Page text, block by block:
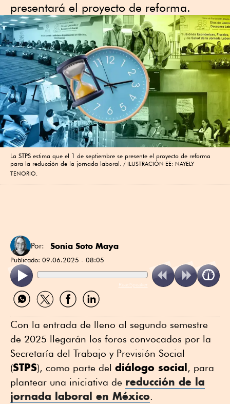
presentará el proyecto de reforma.
La STPS estima que el 1 de septiembre se presente el proyecto de reforma
para la reducción de la jornada laboral.
ILUSTRACIÓN EE: NAYELY
TENORIO.
Por: Sonia Soto Maya
Publicado: 09.06.2025 - 08:05
ReadSpeaker
Compartir
por
Compartir
por
Compartir
por
Compartir
por
Con la entrada de lleno al segundo semestre
de 2025 llegarán los foros convocados por la
Secretaría del Trabajo y Previsión Social
(STPS), como parte del diálogo social, para
plantear una iniciativa de reducción de la
jornada laboral en México.